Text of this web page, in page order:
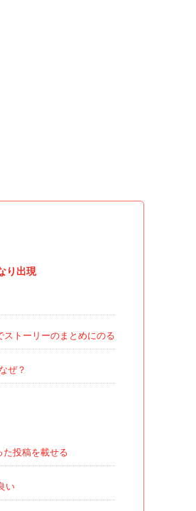
り出現
トーリーのまとめにのる
ぜ？
投稿を載せる
い